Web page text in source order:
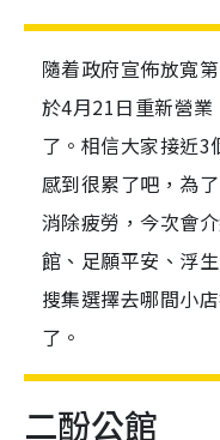
隨着政府宣佈放寬
於4月21日重新營
了。相信大家接近3
感到很累了吧，為
消除疲勞，今次會
館、足願平安、浮
搜集選擇去哪間小
了。
二酚公館